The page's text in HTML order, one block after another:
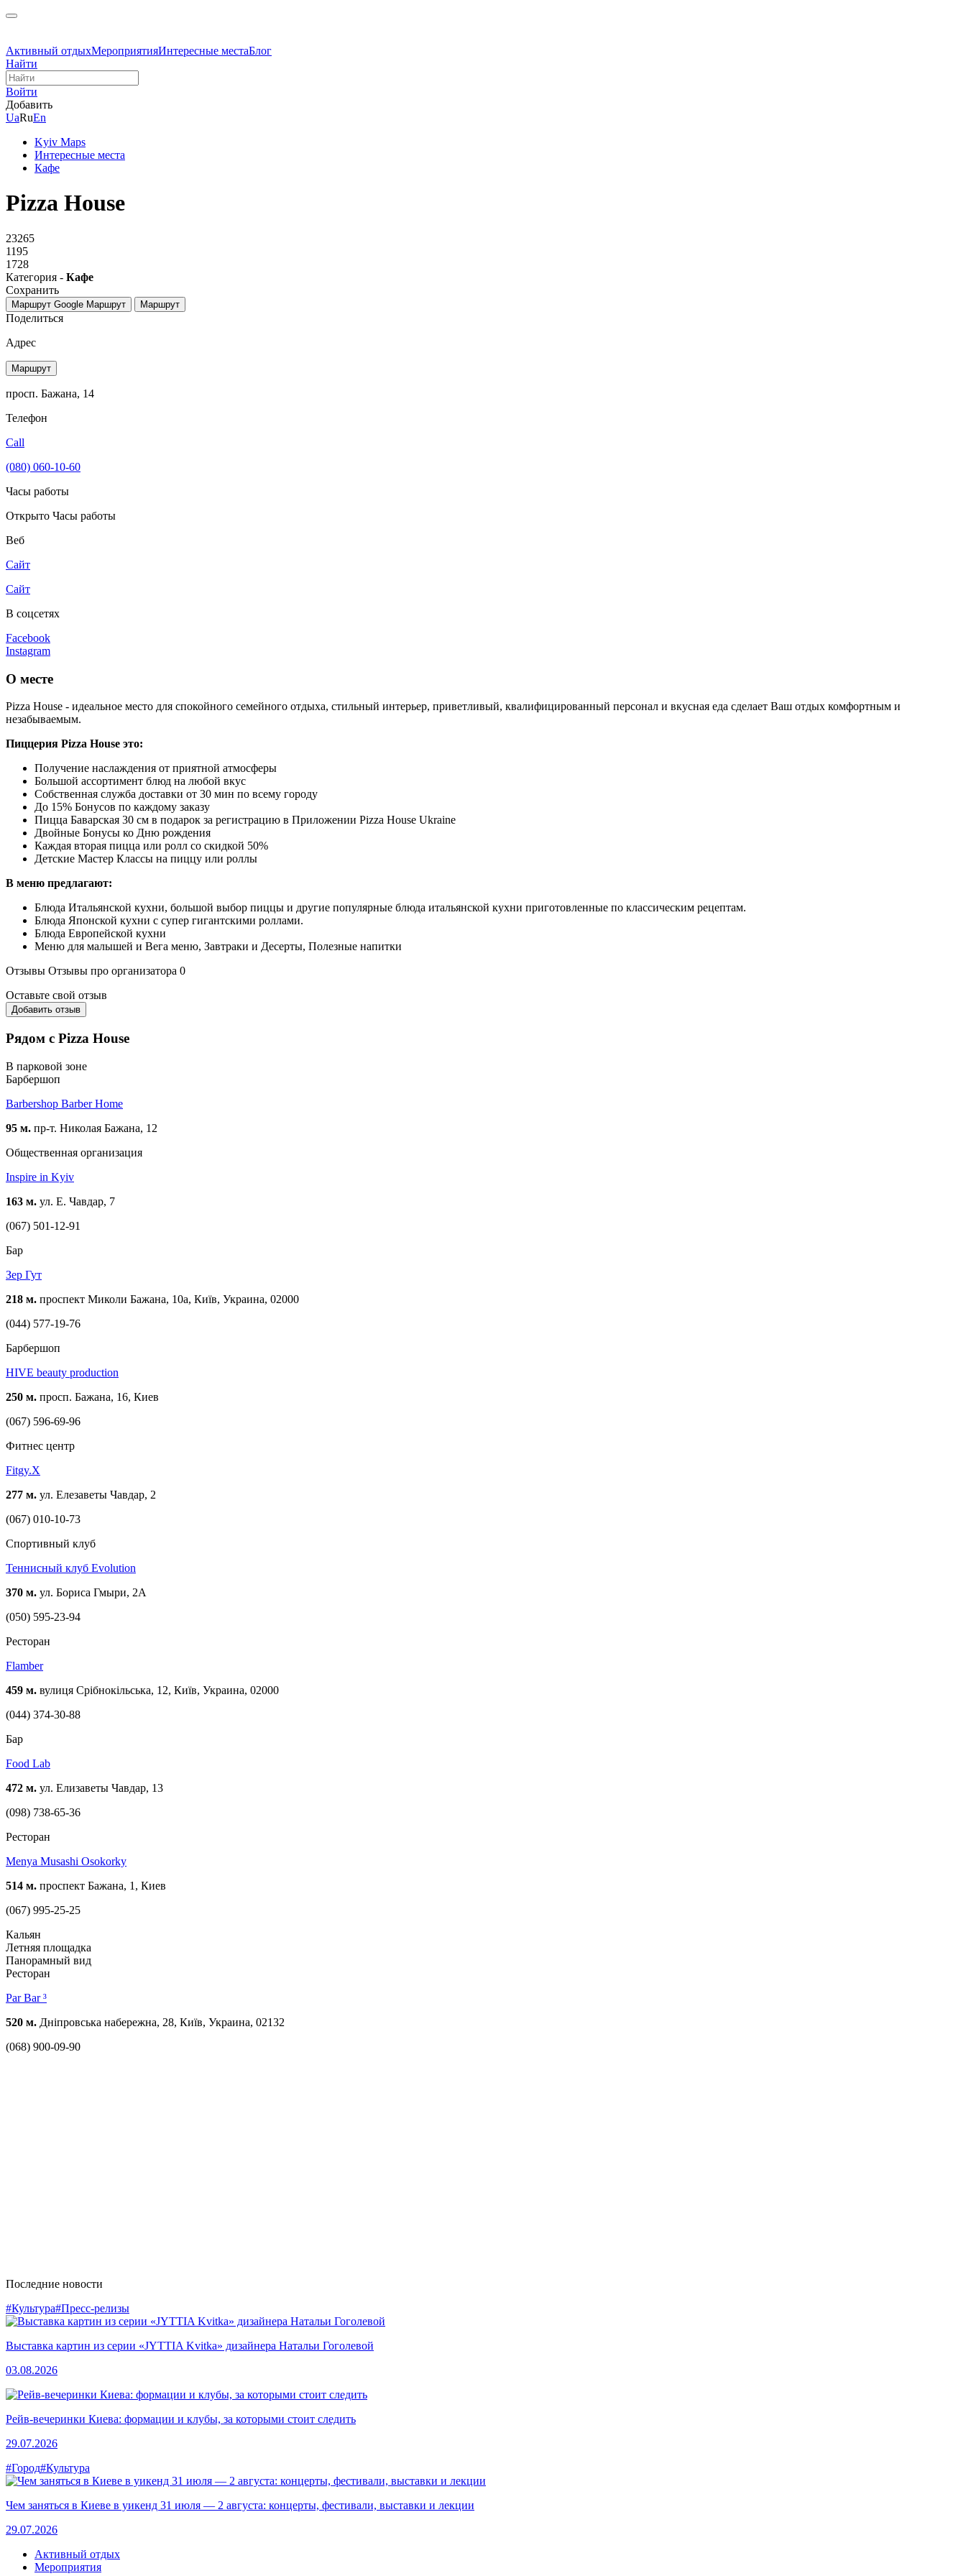
Активный отдыхМероприятияИнтересные местаБлог
Найти
Войти
Добавить
UaRuEn
Kyiv Maps
Интересные места
Кафе
Pizza House
23265
1195
1728
Категория - Кафе
Сохранить
Маршрут Google Маршрут Маршрут
Поделиться
Адрес
Маршрут
просп. Бажана, 14
Телефон
Call
(080) 060-10-60
Часы работы
Открыто Часы работы
Веб
Сайт
Сайт
В соцсетях
Facebook
Instagram
О месте
Pizza House - идеальное место для спокойного семейного отдыха, стильный интерьер, приветливый, квалифицированный персонал и вкусная еда сделает Ваш отдых комфортным и
незабываемым.
Пиццерия Pizza House это:
Получение наслаждения от приятной атмосферы
Большой ассортимент блюд на любой вкус
Собственная служба доставки от 30 мин по всему городу
До 15% Бонусов по каждому заказу
Пицца Баварская 30 см в подарок за регистрацию в Приложении Pizza House Ukraine
Двойные Бонусы ко Дню рождения
Каждая вторая пицца или ролл со скидкой 50%
Детские Мастер Классы на пиццу или роллы
В меню предлагают:
Блюда Итальянской кухни, большой выбор пиццы и другие популярные блюда итальянской кухни приготовленные по классическим рецептам.
Блюда Японской кухни с супер гигантскими роллами.
Блюда Европейской кухни
Меню для малышей и Вега меню, Завтраки и Десерты, Полезные напитки
Отзывы Отзывы про организатора 0
Оставьте свой отзыв
Добавить отзыв
Рядом с Pizza House
В парковой зоне
Барбершоп
Barbershop Barber Home
95 м. пр-т. Николая Бажана, 12
Общественная организация
Inspire in Kyiv
163 м. ул. Е. Чавдар, 7
(067) 501-12-91
Бар
Зер Гут
218 м. проспект Миколи Бажана, 10а, Київ, Украина, 02000
(044) 577-19-76
Барбершоп
HIVE beauty production
250 м. просп. Бажана, 16, Киев
(067) 596-69-96
Фитнес центр
Fitgy.X
277 м. ул. Елезаветы Чавдар, 2
(067) 010-10-73
Спортивный клуб
Теннисный клуб Evolution
370 м. ул. Бориса Гмыри, 2A
(050) 595-23-94
Ресторан
Flamber
459 м. вулиця Срібнокільська, 12, Київ, Украина, 02000
(044) 374-30-88
Бар
Food Lab
472 м. ул. Елизаветы Чавдар, 13
(098) 738-65-36
Ресторан
Menya Musashi Osokorky
514 м. проспект Бажана, 1, Киев
(067) 995-25-25
Кальян
Летняя площадка
Панорамный вид
Ресторан
Par Bar ³
520 м. Дніпровська набережна, 28, Київ, Украина, 02132
(068) 900-09-90
Последние новости
#Культура#Пресс-релизы
Выставка картин из серии «JYTTIA Kvitka» дизайнера Натальи Гоголевой
03.08.2026
Рейв-вечеринки Киева: формации и клубы, за которыми стоит следить
29.07.2026
#Город#Культура
Чем заняться в Киеве в уикенд 31 июля — 2 августа: концерты, фестивали, выставки и лекции
29.07.2026
Активный отдых
Мероприятия